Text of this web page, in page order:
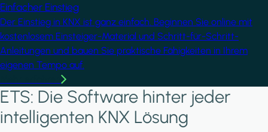
Einfacher Einstieg
Der Einstieg in KNX ist ganz einfach. Beginnen Sie online mit
kostenlosem Einsteiger-Material und Schritt-für-Schritt-
Anleitungen und bauen Sie praktische Fähigkeiten in Ihrem
eigenen Tempo auf.
ETS: Die Software hinter jeder
intelligenten KNX Lösung